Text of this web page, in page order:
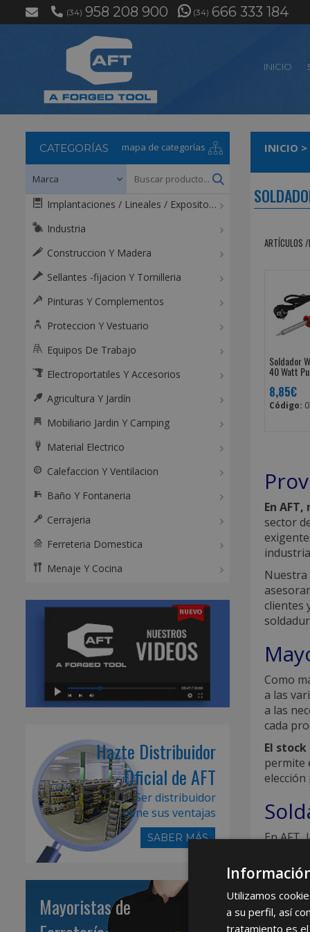
(34) 958 208 900 (34) 666 333 184
INICIO
INICIO >
ARTÍCULOS /
Soldador
40 Watt
8,85€
Código:
En
sector
Nuestra
clientes
Como
a las
a las
cada
El
permite
En
de
CATEGORÍAS mapa de categorías
Implantaciones / Lineales / Expositores / Mostradores
Industria
Construccion Y Madera
Sellantes -fijacion Y Tornilleria
Pinturas Y Complementos
Proteccion Y Vestuario
Equipos De Trabajo
Electroportatiles Y Accesorios
Agricultura Y Jardín
Mobiliario Jardin Y Camping
Material Electrico
Calefaccion Y Ventilacion
Baño Y Fontaneria
Cerrajeria
Ferreteria Domestica
Menaje Y Cocina
Hazte Distribuidor
Oficial de AFT
Ser distribuidor
tiene sus ventajas
SABER MÁS
Mayoristas de
Utilizamos
a su perfil, así
tratamiento es el